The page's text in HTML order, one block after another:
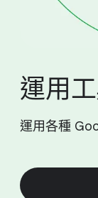
運用​
運用​各​種